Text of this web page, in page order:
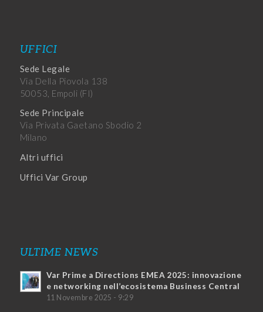
UFFICI
Sede Legale
Via Della Piovola 138
50053, Empoli (FI)
Sede Principale
Via Privata Gaetano Sbodio 2
Milano
Altri uffici
Uffici Var Group
ULTIME NEWS
Var Prime a Directions EMEA 2025: innovazione
e networking nell’ecosistema Business Central
11 Novembre 2025 - 9:29